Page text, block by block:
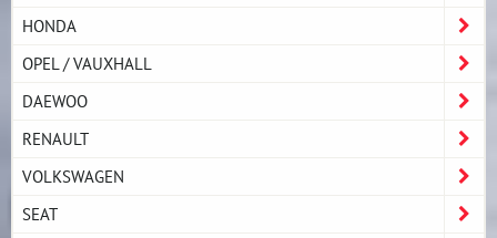
HONDA
OPEL / VAUXHALL
DAEWOO
RENAULT
VOLKSWAGEN
SEAT